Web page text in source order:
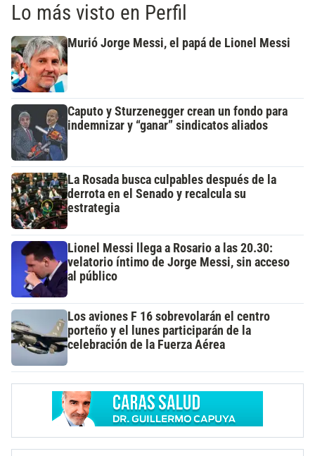
Lo más visto en Perfil
Murió Jorge Messi, el papá de Lionel Messi
Caputo y Sturzenegger crean un fondo para
indemnizar y “ganar” sindicatos aliados
La Rosada busca culpables después de la
derrota en el Senado y recalcula su
estrategia
Lionel Messi llega a Rosario a las 20.30:
velatorio íntimo de Jorge Messi, sin acceso
al público
Los aviones F 16 sobrevolarán el centro
porteño y el lunes participarán de la
celebración de la Fuerza Aérea